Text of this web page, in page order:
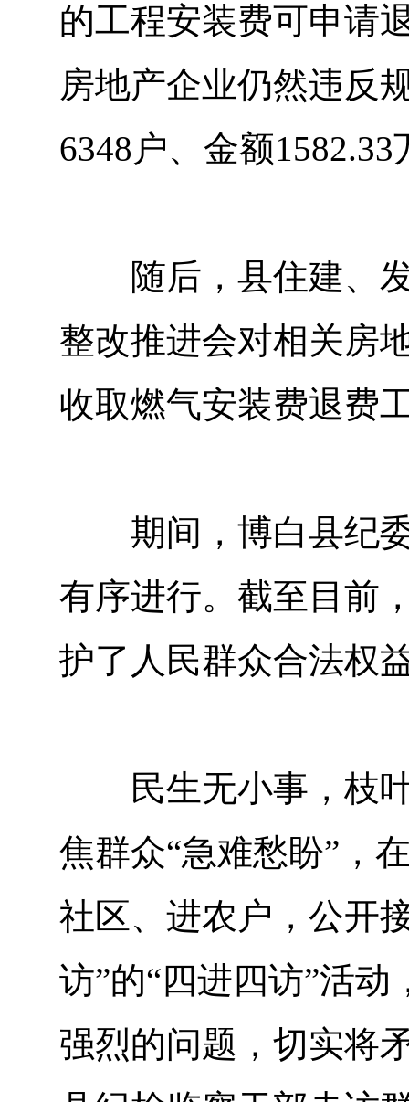
的工程安装费可申请
房地产企业仍然违反
6348户、金额1582.33
随后，县住建、发
整改推进会对相关房
收取燃气安装费退费
期间，博白县纪委
有序进行。截至目前
护了人民群众合法权
民生无小事，枝叶
焦群众“急难愁盼”，
社区、进农户，公开
访”的“四进四访”活
强烈的问题，切实将